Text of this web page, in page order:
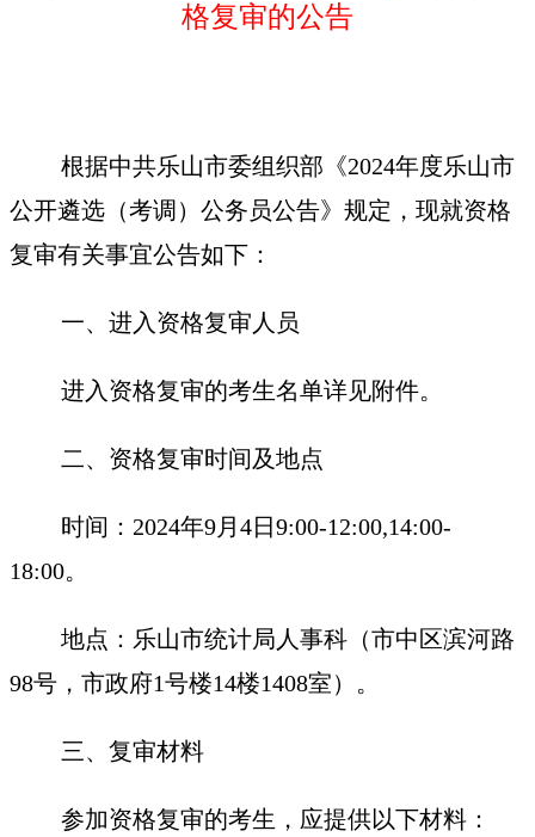
格复审的公告
根据中共乐山市委组织部《2024年度乐山市
公开遴选（考调）公务员公告》规定，现就资格
复审有关事宜公告如下：
一、进入资格复审人员
进入资格复审的考生名单详见附件。
二、资格复审时间及地点
时间：2024年9月4日9:00-12:00,14:00-
18:00。
地点：乐山市统计局人事科（市中区滨河路
98号，市政府1号楼14楼1408室）。
三、复审材料
参加资格复审的考生，应提供以下材料：